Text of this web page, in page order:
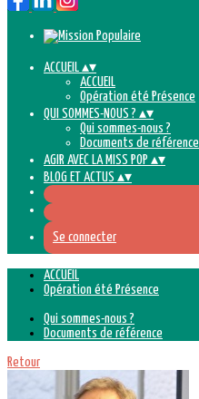
ACCUEIL ▴▾
ACCUEIL
Opération été Présence
QUI SOMMES-NOUS ? ▴▾
Qui sommes-nous ?
Documents de référence
AGIR AVEC LA MISS POP ▴▾
BLOG ET ACTUS ▴▾
Se connecter
ACCUEIL
Opération été Présence
Qui sommes-nous ?
Documents de référence
Retour